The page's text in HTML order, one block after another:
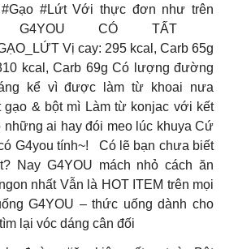
#Lứt Với thực đơn như trên
G4YOU CÓ TẤT
Vị cay: 295 kcal, Carb 65g
kcal, Carb 69g Có lượng đường
kể vì được làm từ khoai nưa
gạo & bột mì Làm từ konjac với kết
những ai hay đói meo lúc khuya Cứ
G4you tính~!
Có lẽ bạn chưa biết
Nay G4YOU mách nhỏ cách ăn
nhất Vẫn là HOT ITEM trên mọi
G4YOU – thức uống dành cho
lại vóc dáng cân đối